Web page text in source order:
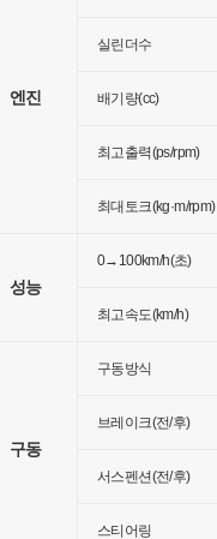
엔진
실린더수
배기량(cc)
최고출력(ps/rpm)
최대토크(kg·m/rpm)
성능
0→100km/h(초)
최고속도(km/h)
구동
구동방식
브레이크(전/후)
서스펜션(전/후)
스티어링